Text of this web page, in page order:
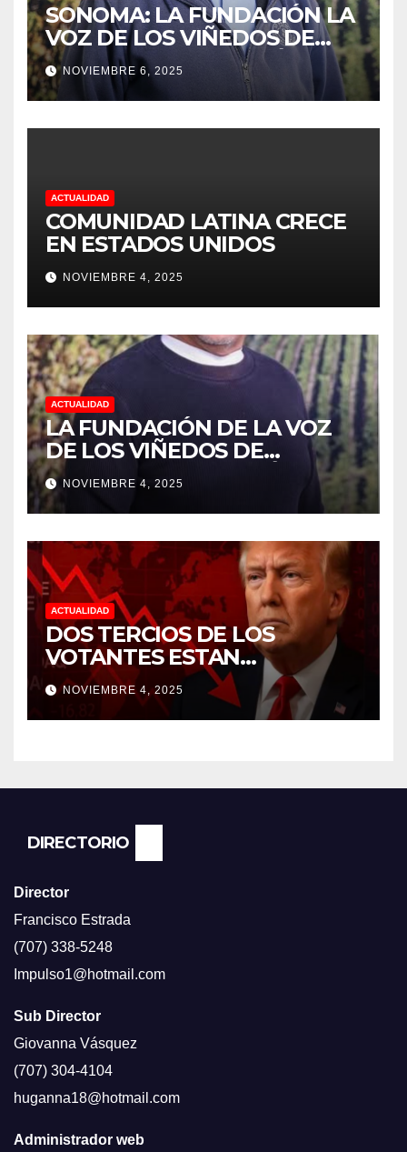
SONOMA: LA FUNDACIÓN LA
VOZ DE LOS VIÑEDOS DE
SONOMA, RECONOCIÓ A LOS
TRABAJADORES DEL MES DE
FEBRERO POR SU GRAN
TRABAJO EN LA PODA DE
NOVIEMBRE 6, 2025
ACTUALIDAD
COMUNIDAD LATINA CRECE
EN ESTADOS UNIDOS
NOVIEMBRE 4, 2025
ACTUALIDAD
LA FUNDACIÓN DE LA VOZ
DE LOS VIÑEDOS DE
SONOMA RECONOCIÓ A
CUATRO “ EMPLEADOS DEL
MES” POR SU LIDERAZGO Y
DEDICACIÓN EN LOS
VIÑEDOS
NOVIEMBRE 4, 2025
ACTUALIDAD
DOS TERCIOS DE LOS
VOTANTES ESTAN
FRUSTRADOS CON TRUMP
PORQUE EL COSTO DE VIDA
CADA DIA SUBE Y LA
NEWS.
NOVIEMBRE 4, 2025
DIRECTORIO
Director
Francisco Estrada
(707) 338-5248
Impulso1@hotmail.com
Sub Director
Giovanna Vásquez
(707) 304-4104
huganna18@hotmail.com
Administrador web